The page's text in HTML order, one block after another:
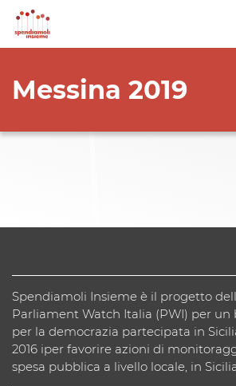
Messina 2019
Spendiamoli Insieme è il progetto
Parliament Watch Italia (PWI) per un
per la democrazia partecipata in
2016 iper favorire azioni di
spesa pubblica a livello locale, in